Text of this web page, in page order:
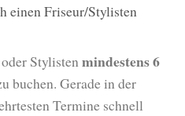
einen Friseur/Stylisten
Stylistenmindestens 6
buchen. Gerade in der
Termine schnell